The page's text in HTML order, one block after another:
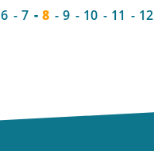
6 7 8 9 10 11 12